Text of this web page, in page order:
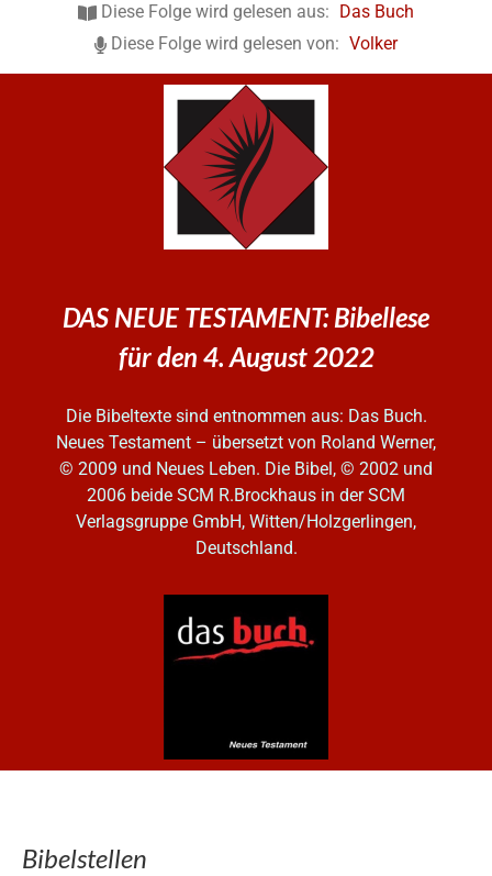
Diese Folge wird gelesen aus:
Das Buch
Diese Folge wird gelesen von: Volker
DAS NEUE TESTAMENT: Bibellese
für den 4. August 2022
Die Bibeltexte sind entnommen aus: Das Buch.
Neues Testament – übersetzt von Roland Werner,
© 2009 und Neues Leben. Die Bibel, © 2002 und
2006 beide SCM R.Brockhaus in der SCM
Verlagsgruppe GmbH, Witten/Holzgerlingen,
Deutschland.
Bibelstellen